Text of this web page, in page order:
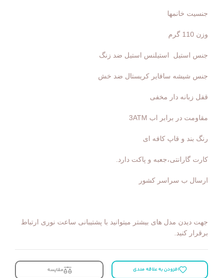
جنسیت خانمها
وزن 110 گرم
جنس استیل استیلنس استیل ضد زنگ
جنس شیشه سافایر کریستال ضد خش
قفل زبانه دار مخفی
مقاومت در برابر اب 3ATM
رنگ بند و قاپ کافه ای
کارت گارانتی،جعبه و پاکت دارد.
ارسال ب سراسر کشور
جهت دیدن مدل های بیشتر میتوانید با پشتیبانی ساعت نوری ارتباط
برقرار کنید.
افزودن به علاقه مندی مقایسه